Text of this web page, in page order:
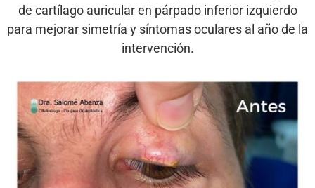
de cartílago auricular en párpado inferior izquierdo
para mejorar simetría y síntomas oculares al año de la
intervención.